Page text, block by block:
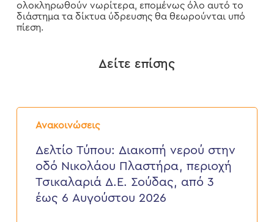
ολοκληρωθούν νωρίτερα, επομένως όλο αυτό το
διάστημα τα δίκτυα ύδρευσης θα θεωρούνται υπό
πίεση.
Δείτε επίσης
Ανακοινώσεις
Δελτίο
Τύπου:
νερού
στην
Νικολάου
Πλαστήρα,
περιοχή
Δελτίο Τύπου: Διακοπή νερού στην
οδό Νικολάου Πλαστήρα, περιοχή
Τσικαλαριά Δ.Ε. Σούδας, από 3
έως 6 Αυγούστου 2026